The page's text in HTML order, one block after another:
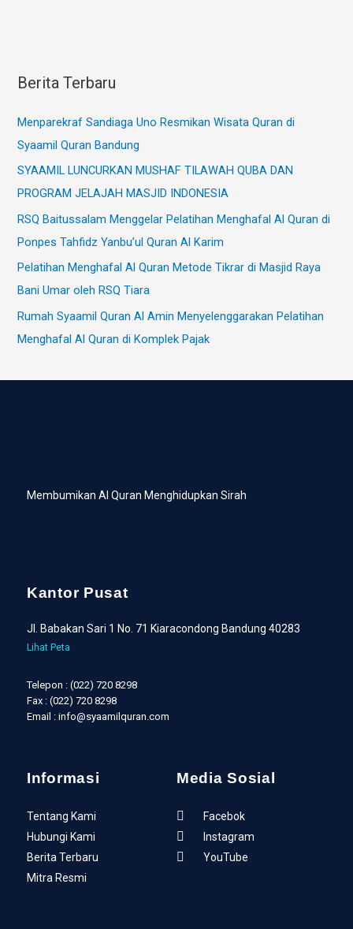
Berita Terbaru
Menparekraf Sandiaga Uno Resmikan Wisata Quran di
Syaamil Quran Bandung
SYAAMIL LUNCURKAN MUSHAF TILAWAH QUBA DAN
PROGRAM JELAJAH MASJID INDONESIA
RSQ Baitussalam Menggelar Pelatihan Menghafal Al Quran di
Ponpes Tahfidz Yanbu’ul Quran Al Karim
Pelatihan Menghafal Al Quran Metode Tikrar di Masjid Raya
Bani Umar oleh RSQ Tiara
Rumah Syaamil Quran Al Amin Menyelenggarakan Pelatihan
Menghafal Al Quran di Komplek Pajak
Membumikan Al Quran Menghidupkan Sirah
Kantor Pusat
Jl. Babakan Sari 1 No. 71 Kiaracondong Bandung 40283
Lihat Peta
Telepon : (022) 720 8298
Fax : (022) 720 8298
Email : info@syaamilquran.com
Informasi
Tentang Kami
Hubungi Kami
Berita Terbaru
Mitra Resmi
Media Sosial
Facebok
Instagram
YouTube